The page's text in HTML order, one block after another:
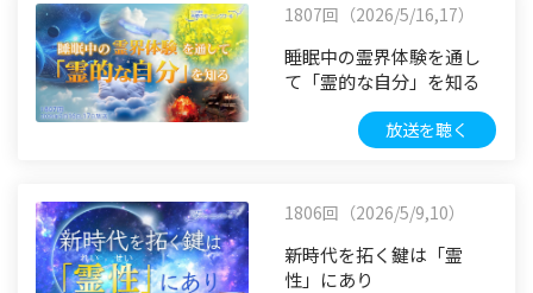
1807回（2026/5/16,17）
睡眠中の霊界体験を通し
て「霊的な自分」を知る
放送を聴く
1806回（2026/5/9,10）
新時代を拓く鍵は「霊
性」にあり